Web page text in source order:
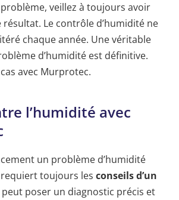
veillez à toujours avoir
Le contrôle d’humidité ne
chaque année. Une véritable
d’humidité est définitive.
avec Murprotec.
l’humidité avec
un problème d’humidité
toujours les conseils d’un
peut poser un diagnostic précis et